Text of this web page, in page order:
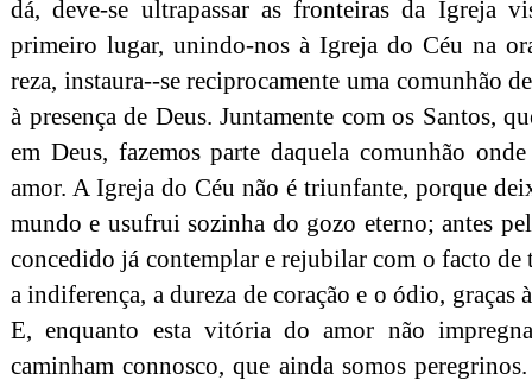
dá, deve-se ultrapassar as fronteiras da Igreja
primeiro lugar, unindo-nos à Igreja do Céu na
reza, instaura--se reciprocamente uma comunhão
à presença de Deus. Juntamente com os Santos,
em Deus, fazemos parte daquela comunhão
amor. A Igreja do Céu não é triunfante, porque
mundo e usufrui sozinha do gozo eterno; antes
concedido já contemplar e rejubilar com o facto
a indiferença, a dureza de coração e o ódio, graças
E, enquanto esta vitória do amor não
caminham connosco, que ainda somos